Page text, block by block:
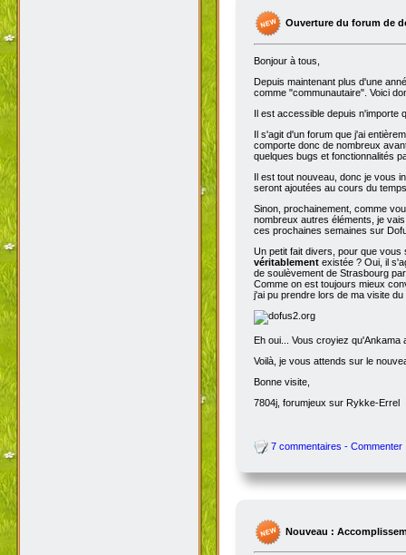
Ouverture du forum de
Bonjour à tous,
Depuis maintenant plus d'une
comme "communautaire". Voici
Il est accessible depuis n'importe
Il s'agit d'un forum que j'ai
comporte donc de nombreux
quelques bugs et fonctionnalités
Il est tout nouveau, donc je vous
seront ajoutées au cours du
Sinon, prochainement, comme
nombreux autres éléments, je
ces prochaines semaines sur
Un petit fait divers, pour que vous
véritablement existée ? Oui, il
de soulèvement de Strasbourg
Comme on est toujours mieux
j'ai pu prendre lors de ma visite
Eh oui... Vous croyiez
Voilà, je vous attends sur le
Bonne visite,
7804j, forumjeux sur Rykke-Errel
7 commentaires - Commenter
Nouveau :